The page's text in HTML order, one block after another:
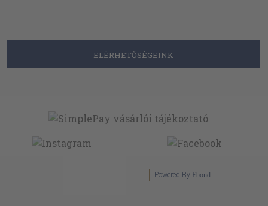
ELÉRHETŐSÉGEINK
Powered By Ebond